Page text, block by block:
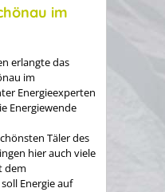
im
erlangte das
im
Energieexperten
Energiewende
Täler des
hier auch viele
dem
Energie auf